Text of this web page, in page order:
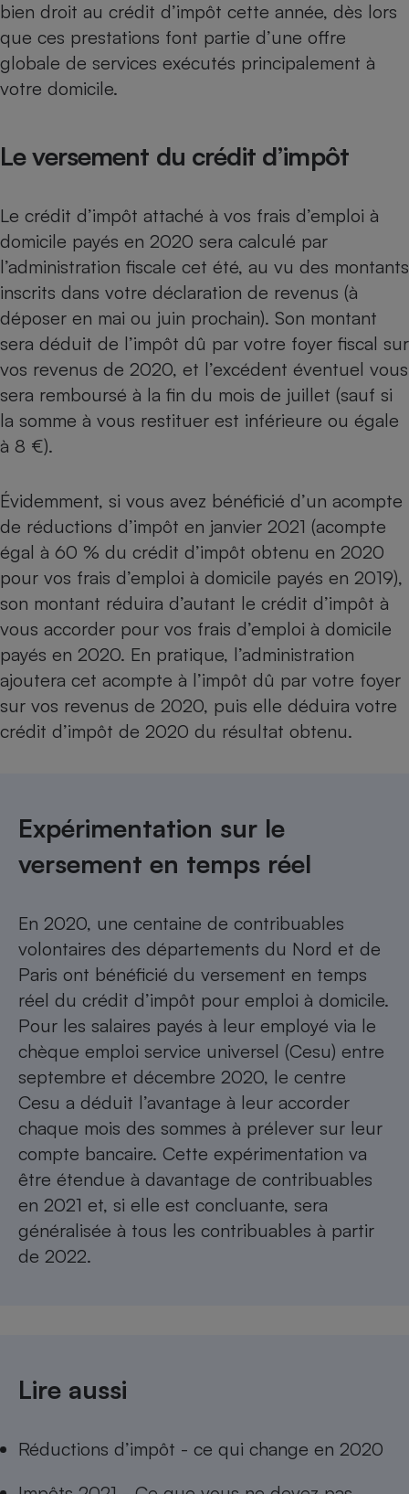
bien droit au crédit d’impôt cette année, dès lors
que ces prestations font partie d’une offre
globale de services exécutés principalement à
votre domicile.
Le versement du crédit d’impôt
Le crédit d’impôt attaché à vos frais d’emploi à
domicile payés en 2020 sera calculé par
l’administration fiscale cet été, au vu des montants
inscrits dans votre déclaration de revenus (à
déposer en mai ou juin prochain). Son montant
sera déduit de l’impôt dû par votre foyer fiscal sur
vos revenus de 2020, et l’excédent éventuel vous
sera remboursé à la fin du mois de juillet (sauf si
la somme à vous restituer est inférieure ou égale
à 8 €).
Évidemment, si vous avez bénéficié d’un acompte
de réductions d’impôt en janvier 2021 (acompte
égal à 60 % du crédit d’impôt obtenu en 2020
pour vos frais d’emploi à domicile payés en 2019),
son montant réduira d’autant le crédit d’impôt à
vous accorder pour vos frais d’emploi à domicile
payés en 2020. En pratique, l’administration
ajoutera cet acompte à l’impôt dû par votre foyer
sur vos revenus de 2020, puis elle déduira votre
crédit d’impôt de 2020 du résultat obtenu.
Expérimentation sur le
versement en temps réel
En 2020, une centaine de contribuables
volontaires des départements du Nord et de
Paris ont bénéficié du versement en temps
réel du crédit d’impôt pour emploi à domicile.
Pour les salaires payés à leur employé via le
chèque emploi service universel (Cesu) entre
septembre et décembre 2020, le centre
Cesu a déduit l’avantage à leur accorder
chaque mois des sommes à prélever sur leur
compte bancaire. Cette expérimentation va
être étendue à davantage de contribuables
en 2021 et, si elle est concluante, sera
généralisée à tous les contribuables à partir
de 2022.
Lire aussi
Réductions d’impôt - ce qui change en 2020